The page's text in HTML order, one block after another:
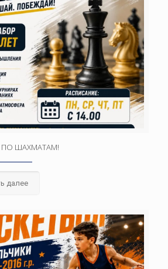
ПО ШАХМАТАМ!
далее